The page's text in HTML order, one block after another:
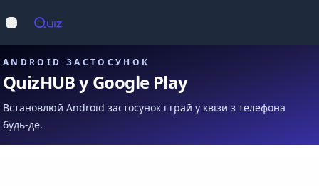
Відкрити меню
ANDROID ЗАСТОСУНОК
QuizHUB у Google Play
Встановлюй Android застосунок і грай у квізи з телефона
будь-де.